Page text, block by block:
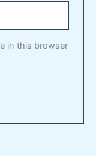
in this browser